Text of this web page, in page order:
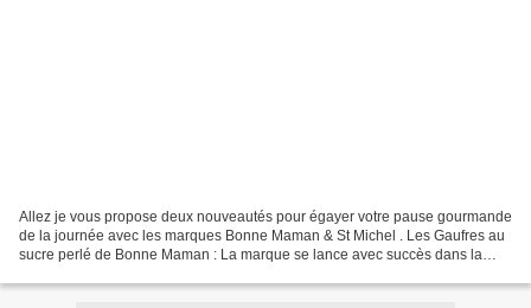
Allez je vous propose deux nouveautés pour égayer votre pause gourmande
de la journée avec les marques Bonne Maman & St Michel . Les Gaufres au
sucre perlé de Bonne Maman : La marque se lance avec succès dans la